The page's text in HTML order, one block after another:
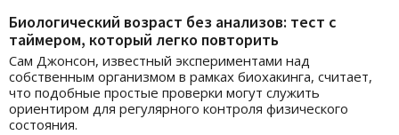
Биологический возраст без анализов: тест с
таймером, который легко повторить
Сам Джонсон, известный экспериментами над
собственным организмом в рамках биохакинга, считает,
что подобные простые проверки могут служить
ориентиром для регулярного контроля физического
состояния.